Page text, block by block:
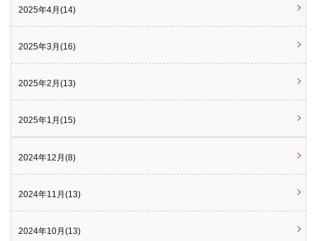
2025年4月(14)
2025年3月(16)
2025年2月(13)
2025年1月(15)
2024年12月(8)
2024年11月(13)
2024年10月(13)